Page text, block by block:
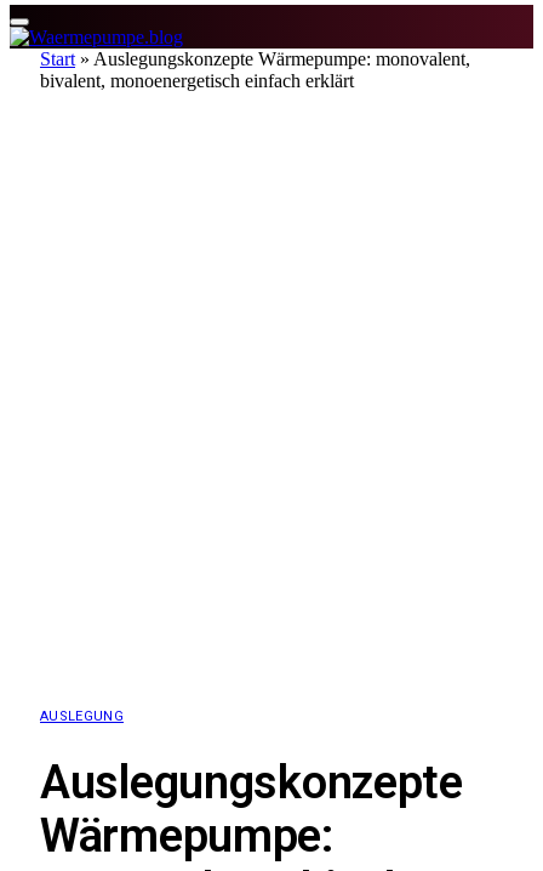
Start » Auslegungskonzepte Wärmepumpe: monovalent,
bivalent, monoenergetisch einfach erklärt
AUSLEGUNG
Auslegungskonzepte
Wärmepumpe: